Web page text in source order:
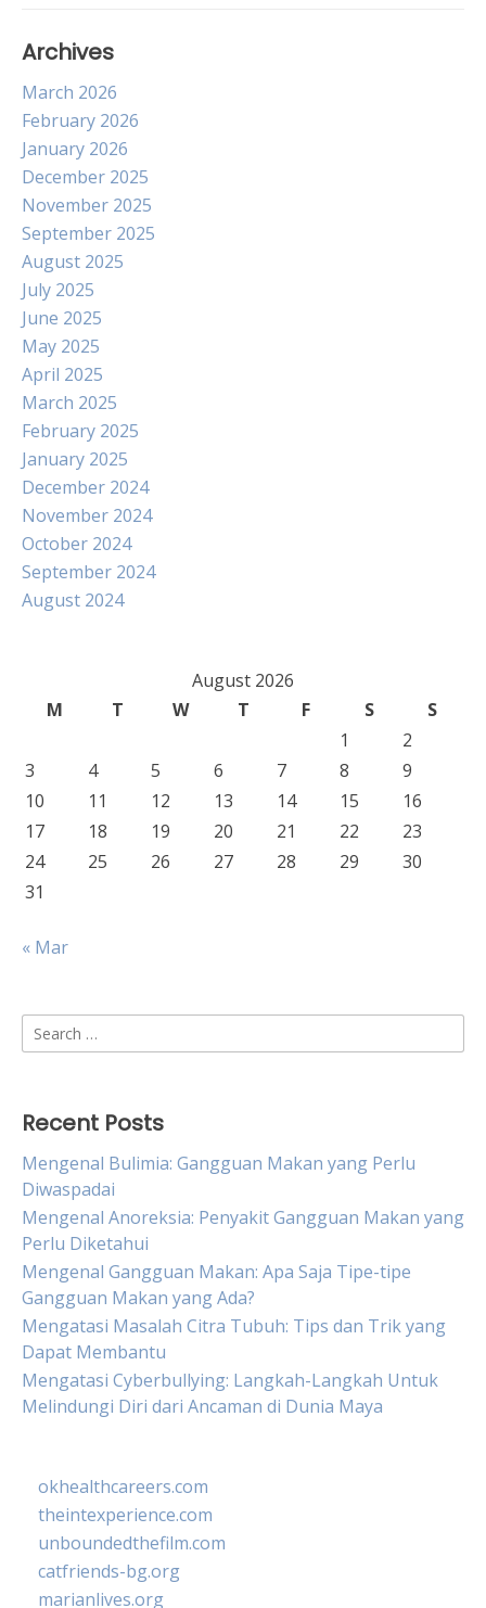
Archives
March 2026
February 2026
January 2026
December 2025
November 2025
September 2025
August 2025
July 2025
June 2025
May 2025
April 2025
March 2025
February 2025
January 2025
December 2024
November 2024
October 2024
September 2024
August 2024
August 2026
M
T W T F S
S
1
2
3
4 5 6 7 8
9
10
11 12 13 14 15
16
17
18 19 20 21 22
23
24
25 26 27 28 29
30
31
« Mar
Search
for:
Recent Posts
Mengenal Bulimia: Gangguan Makan yang Perlu
Diwaspadai
Mengenal Anoreksia: Penyakit Gangguan Makan yang
Perlu Diketahui
Mengenal Gangguan Makan: Apa Saja Tipe-tipe
Gangguan Makan yang Ada?
Mengatasi Masalah Citra Tubuh: Tips dan Trik yang
Dapat Membantu
Mengatasi Cyberbullying: Langkah-Langkah Untuk
Melindungi Diri dari Ancaman di Dunia Maya
okhealthcareers.com
theintexperience.com
unboundedthefilm.com
catfriends-bg.org
marianlives.org